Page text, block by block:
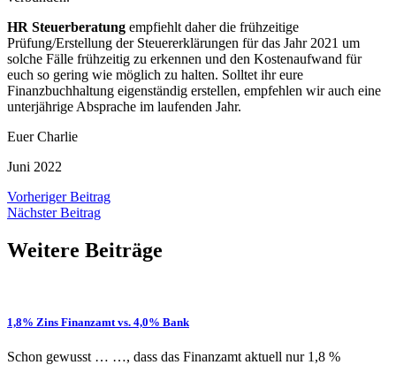
HR Steuerberatung empfiehlt daher die frühzeitige
Prüfung/Erstellung der Steuererklärungen für das Jahr 2021 um
solche Fälle frühzeitig zu erkennen und den Kostenaufwand für
euch so gering wie möglich zu halten. Solltet ihr eure
Finanzbuchhaltung eigenständig erstellen, empfehlen wir auch eine
unterjährige Absprache im laufenden Jahr.
Euer Charlie
Juni 2022
Vorheriger Beitrag
Nächster Beitrag
Weitere Beiträge
1,8% Zins Finanzamt vs. 4,0% Bank
Schon gewusst … …, dass das Finanzamt aktuell nur 1,8 %